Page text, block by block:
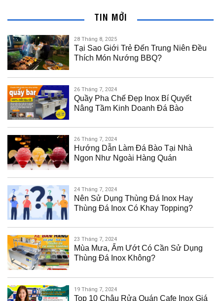
TIN MỚI
Tại Sao Giới Trẻ Đến Trung Niên Đều
Thích Món Nướng BBQ?
28 Tháng 8, 2025
Quầy Pha Chế Đẹp Inox Bí Quyết
Nâng Tầm Kinh Doanh Đá Bào
26 Tháng 7, 2024
Hướng Dẫn Làm Đá Bào Tại Nhà
Ngon Như Ngoài Hàng Quán
26 Tháng 7, 2024
Nên Sử Dụng Thùng Đá Inox Hay
Thùng Đá Inox Có Khay Topping?
24 Tháng 7, 2024
Mùa Mưa, Ẩm Ướt Có Cần Sử Dụng
Thùng Đá Inox Không?
23 Tháng 7, 2024
Top 10 Chậu Rửa Quán Cafe Inox Giá
19 Tháng 7, 2024